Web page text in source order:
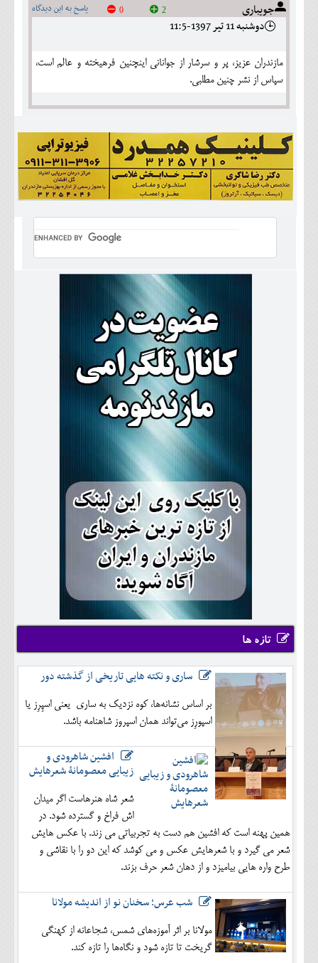
جویباری پاسخ به این دیدگاه 2
0
دوشنبه 11 تير 1397-11:5
مازندران عزیز، پر و سرشار از جوانانی اینچنین فرهیخته و عالم است،
سپاس از نشر چنین مطلبی.
تازه ها
ساری و نکته هایی تاریخی از گذشته دور
بر اساس نشانه‌ها، کوه نزدیک به ساری یعنی اسپِرِز یا
اسپورِز می‌تواند همان اسپروز شاهنامه باشد.
افشین شاهرودی و
زیبایی معصومانۀ شعرهایش
شعر شاه هنرهاست اگر میدان
اش فراخ و گسترده شود. در
همین پهنه است که افشین هم دست به تجربیاتی می زند. با عکس هایش
شعر می گیرد و با شعرهایش عکس و می کوشد که این دو را با نقاشی و
طرح واره هایی بیامیزد و از دهان شعر حرف بزند.
شب عرس؛ سخنان نو از اندیشه مولانا
مولانا بر اثر آموزه‌های شمس، شجاعانه از کهنگی
گریخت تا تازه شود و نگاه‌ها را تازه کند.